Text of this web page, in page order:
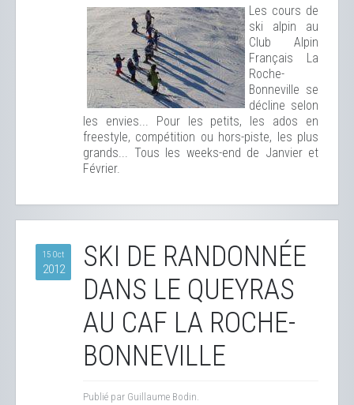
Les cours de
ski alpin au
Club Alpin
Français La
Roche-
Bonneville se
décline selon
les envies... Pour les petits, les ados en
freestyle, compétition ou hors-piste, les plus
grands... Tous les weeks-end de Janvier et
Février.
15 Oct
2012
SKI DE RANDONNÉE
DANS LE QUEYRAS
AU CAF LA ROCHE-
BONNEVILLE
Publié par Guillaume Bodin.